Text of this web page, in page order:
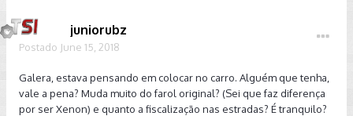
juniorubz
Postado June 15, 2018
Galera, estava pensando em colocar no carro. Alguém que tenha,
vale a pena? Muda muito do farol original? (Sei que faz diferença
por ser Xenon) e quanto a fiscalização nas estradas? É tranquilo?